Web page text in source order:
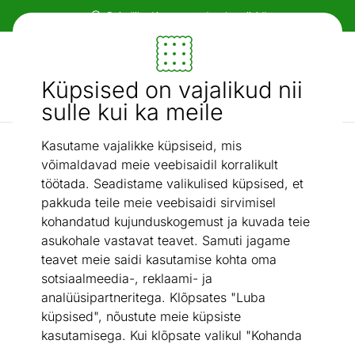
Küpsised on vajalikud nii
sulle kui ka meile
Kasutame vajalikke küpsiseid, mis
võimaldavad meie veebisaidil korralikult
töötada. Seadistame valikulised küpsised, et
pakkuda teile meie veebisaidi sirvimisel
kohandatud kujunduskogemust ja kuvada teie
asukohale vastavat teavet. Samuti jagame
teavet meie saidi kasutamise kohta oma
sotsiaalmeedia-, reklaami- ja
analüüsipartneritega. Klõpsates "Luba
küpsised", nõustute meie küpsiste
kasutamisega. Kui klõpsate valikul "Kohanda
Paindlikud ja mugavad makseviisid!
Mööbel ja sisustus - ON24
Otsi...
AI otsing
Kott-toolid / Kott-tool Jalgpall 310L